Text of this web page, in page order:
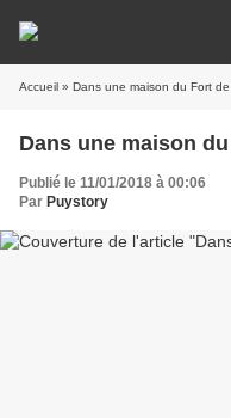
Accueil » Dans une maison du Fort de
Dans une maison
Publié le 11/01/2018 à 00:06
Par Puystory